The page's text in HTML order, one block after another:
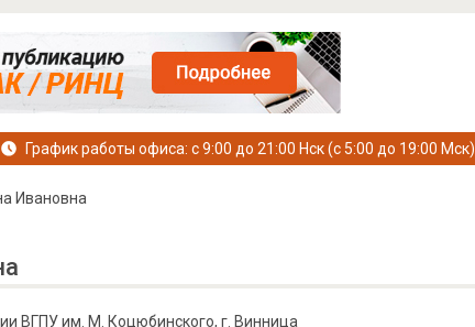
График работы офиса: с 9:00 до 21:00 Нск (с 5:00 до 19:00 Мск)
Ивановна
ВГПУ им. М. Коцюбинского, г. Винница